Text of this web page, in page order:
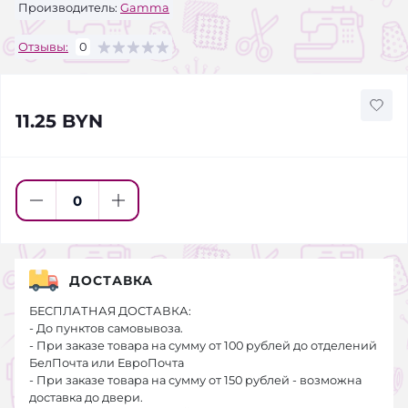
Производитель: Gamma
Отзывы: 0
11.25 BYN
ДОСТАВКА
БЕСПЛАТНАЯ ДОСТАВКА:
- До пунктов самовывоза.
- При заказе товара на сумму от 100 рублей до отделений
БелПочта или ЕвроПочта
- При заказе товара на сумму от 150 рублей - возможна
доставка до двери.